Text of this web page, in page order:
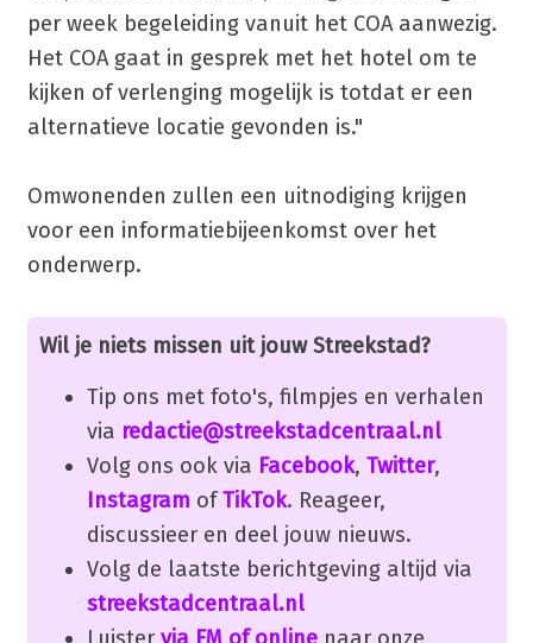
per week begeleiding vanuit het COA aanwezig.
Het COA gaat in gesprek met het hotel om te
kijken of verlenging mogelijk is totdat er een
alternatieve locatie gevonden is."
Omwonenden zullen een uitnodiging krijgen
voor een informatiebijeenkomst over het
onderwerp.
Wil je niets missen uit jouw Streekstad?
Tip ons met foto's, filmpjes en verhalen
via redactie@streekstadcentraal.nl
Volg ons ook via Facebook, Twitter,
Instagram ofTikTok. Reageer,
discussieer en deel jouw nieuws.
Volg de laatste berichtgeving altijd via
streekstadcentraal.nl